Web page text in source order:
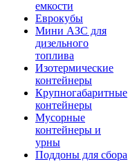
емкости
Еврокубы
Мини АЗС для
дизельного
топлива
Изотермические
контейнеры
Крупногабаритные
контейнеры
Мусорные
контейнеры и
урны
Поддоны для сбора